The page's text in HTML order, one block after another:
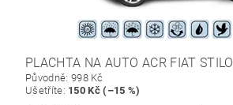
PLACHTA NA AUTO ACR FIAT STILO
Původně: 998 Kč
Ušetříte: 150 Kč (–15 %)